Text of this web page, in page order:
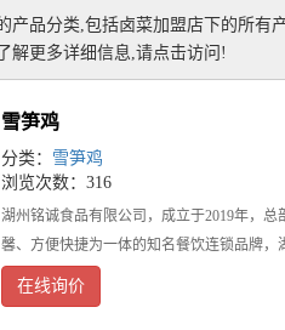
产品分类,包括卤菜加盟店 下的所有
解更多详细信息,请点击访问!
雪笋鸡
分类： 雪笋鸡
浏览次数：316
湖州铭诚食品有限公司，成立于2019年，
馨、方便快捷为一体的知名餐饮连锁品牌，
在线询价